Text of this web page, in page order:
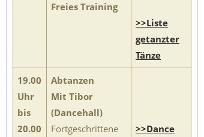
Freies Training
>>Liste
getanzter
Tänze
19.00
Uhr
bis
20.00
Abtanzen
Mit Tibor
(Dancehall)
Fortgeschrittene
>>Dance